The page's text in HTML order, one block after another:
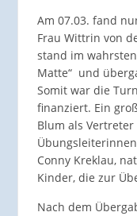
Am 07.03. fand
Frau Wittrin von
stand im
Matte“ und
Somit war die
finanziert. Ein
Blum als
Conny Kreklau,
Kinder, die zur
Nach dem